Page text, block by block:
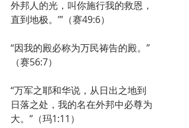
外邦人的光，叫你施行我的救恩，
直到地极。’”（赛49:6）
“因我的殿必称为万民祷告的殿。”
（赛56:7）
“万军之耶和华说，从日出之地到
日落之处，我的名在外邦中必尊为
大。”（玛1:11）